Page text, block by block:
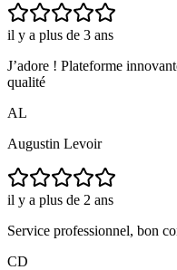
il y a plus de 3 ans
J’adore ! Plateforme
qualité
AL
Augustin Levoir
il y a plus de 2 ans
Service professionnel, bon
CD